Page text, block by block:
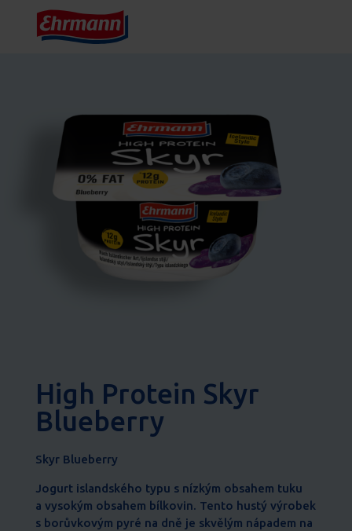
Start Produkty
High Protein Skyr
Blueberry
Skyr Blueberry
Jogurt islandského typu s nízkým obsahem tuku
a vysokým obsahem bílkovin. Tento hustý výrobek
s borůvkovým pyré na dně je skvělým nápadem na